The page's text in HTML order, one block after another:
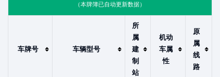
（本牌簿已自动更新数据）
车牌号 车辆型号
所
属
建
制
站
机动
车属
性
原
属
线
路